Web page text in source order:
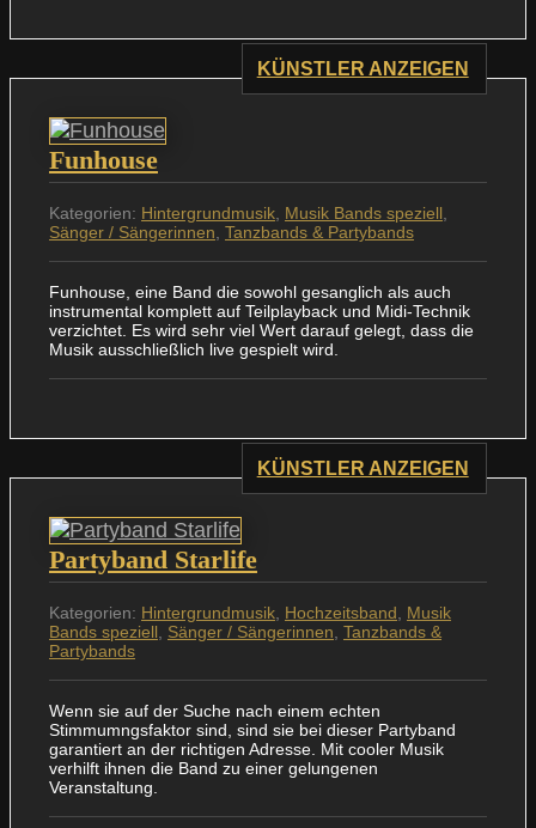
KÜNSTLER ANZEIGEN
Funhouse
Kategorien: Hintergrundmusik Musik Bands speziell
Sänger / Sängerinnen Tanzbands & Partybands
Funhouse, eine Band die sowohl gesanglich als auch
instrumental komplett auf Teilplayback und Midi-Technik
verzichtet. Es wird sehr viel Wert darauf gelegt, dass die
Musik ausschließlich live gespielt wird.
KÜNSTLER ANZEIGEN
Partyband Starlife
Kategorien: Hintergrundmusik Hochzeitsband
Musik
Bands speziell
Sänger / Sängerinnen Tanzbands &
Partybands
Wenn sie auf der Suche nach einem echten
Stimmumngsfaktor sind, sind sie bei dieser Partyband
garantiert an der richtigen Adresse. Mit cooler Musik
verhilft ihnen die Band zu einer gelungenen
Veranstaltung.